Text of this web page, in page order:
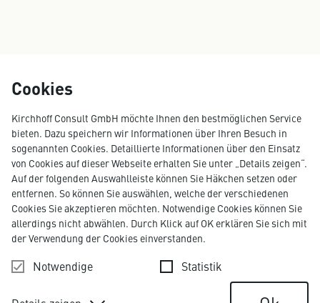
Cookies
Kirchhoff Consult GmbH möchte Ihnen den bestmöglichen Service
bieten. Dazu speichern wir Informationen über Ihren Besuch in
sogenannten Cookies. Detaillierte Informationen über den Einsatz
von Cookies auf dieser Webseite erhalten Sie unter „Details zeigen“.
Auf der folgenden Auswahlleiste können Sie Häkchen setzen oder
entfernen. So können Sie auswählen, welche der verschiedenen
Cookies Sie akzeptieren möchten. Notwendige Cookies können Sie
allerdings nicht abwählen. Durch Klick auf OK erklären Sie sich mit
der Verwendung der Cookies einverstanden.
Notwendige Statistik